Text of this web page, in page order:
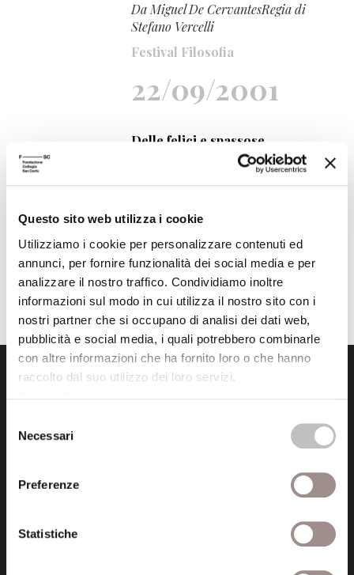
Questo sito web utilizza i cookie
Utilizziamo i cookie per personalizzare contenuti ed
annunci, per fornire funzionalità dei social media e per
analizzare il nostro traffico. Condividiamo inoltre
informazioni sul modo in cui utilizza il nostro sito con i
nostri partner che si occupano di analisi dei dati web,
pubblicità e social media, i quali potrebbero combinarle
con altre informazioni che ha fornito loro o che hanno
raccolto dal suo utilizzo dei loro servizi.
delNecessari
Preferenze
Statistiche
Da Miguel De CervantesRegia di
Stefano Vercelli
Festival Filosofia
22/09/2001
Delle felici e spassose
avventure del Cavaliere della
Triste Figura toccato da una
Da Miguel De Cervantes - Regia
di Stefano Vercelli
Festival Filosofia